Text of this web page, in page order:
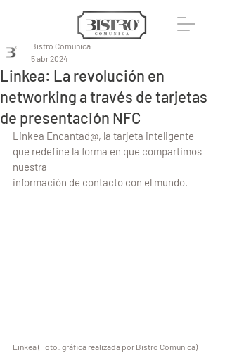
Linkea: La revolución en
networking a través de tarjetas
de presentación NFC
Bistro Comunica
5 abr 2024
Linkea Encantad@, la tarjeta inteligente
que redefine la forma en que compartimos
nuestra
información de contacto con el mundo.
Linkea (Foto: gráfica realizada por Bistro Comunica)